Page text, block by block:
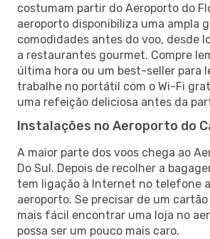
costumam partir do Aeroporto do
aeroporto disponibiliza uma ampla
comodidades antes do voo, desde
a restaurantes gourmet. Compre
última hora ou um best-seller para
trabalhe no portátil com o Wi-Fi
uma refeição deliciosa antes da
Instalações no Aeroporto do
A maior parte dos voos chega ao
Do Sul. Depois de recolher a
tem ligação à Internet no telefone
aeroporto. Se precisar de um cartão
mais fácil encontrar uma loja no
possa ser um pouco mais caro.